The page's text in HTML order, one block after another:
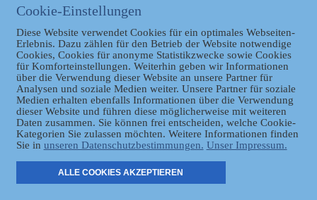
Taschenbuch
Datenschutz
Cookie-Einstellungen
Diese Website verwendet Cookies für ein optimales Webseiten-
Erlebnis. Dazu zählen für den Betrieb der Website notwendige
Cookies, Cookies für anonyme Statistikzwecke sowie Cookies
für Komforteinstellungen. Weiterhin geben wir Informationen
über die Verwendung dieser Website an unsere Partner für
Analysen und soziale Medien weiter. Unsere Partner für soziale
Medien erhalten ebenfalls Informationen über die Verwendung
dieser Website und führen diese möglicherweise mit weiteren
Daten zusammen. Sie können frei entscheiden, welche Cookie-
Kategorien Sie zulassen möchten. Weitere Informationen finden
Sie in unseren Datenschutzbestimmungen. Unser Impressum.
ALLE COOKIES AKZEPTIEREN